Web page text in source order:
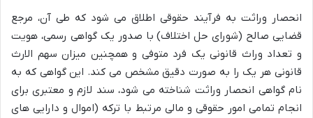
انحصار وراثت به فرآیند حقوقی اطلاق می شود که طی آن، مرجع
قضایی صالح (شورای حل اختلاف) با صدور یک گواهی رسمی، هویت
و تعداد وراث قانونی یک فرد متوفی و همچنین میزان سهم الارث
قانونی هر یک را به صورت دقیق مشخص می کند. این گواهی که به
نام گواهی انحصار وراثت شناخته می شود، سند لازم و معتبری برای
انجام تمامی امور حقوقی و مالی مرتبط با ترکه (اموال و دارایی های